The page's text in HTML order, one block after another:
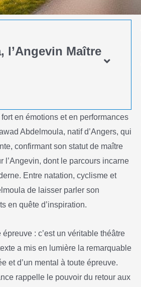
l’Angevin Maître
en émotions et en performances
Abdelmoula, natif d’Angers, qui
confirmant son statut de maître
l’Angevin, dont le parcours incarne
Entre natation, cyclisme et
de laisser parler son
en quête d’inspiration.
: c’est un véritable théâtre
a mis en lumière la remarquable
et d’un mental à toute épreuve.
rappelle le pouvoir du retour aux